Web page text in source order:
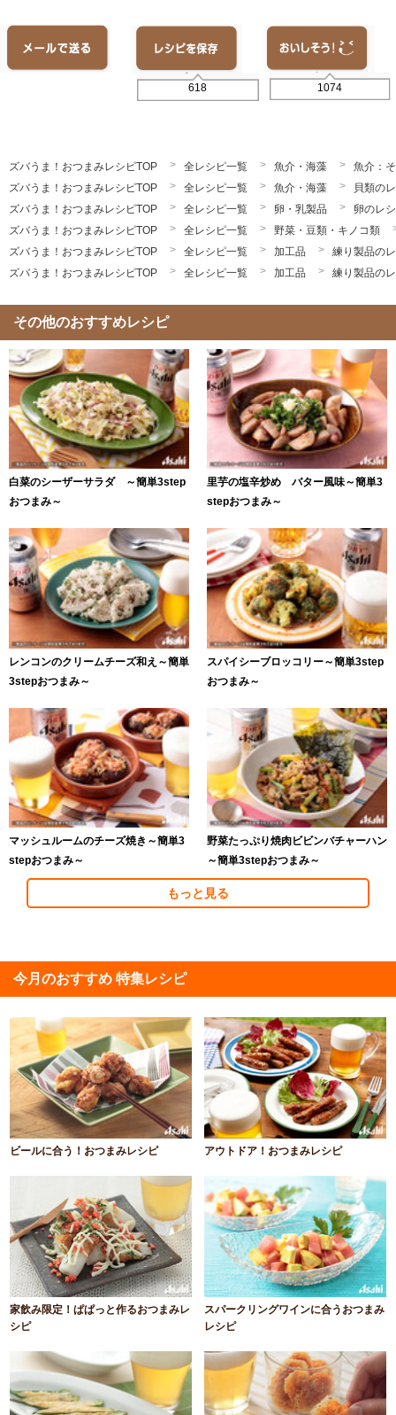
618 1074
ズバうま！おつまみレシピTOP 全レシピ一覧 魚介・海藻
魚介：
ズバうま！おつまみレシピTOP
全レシピ一覧 魚介・海藻
貝類の
ズバうま！おつまみレシピTOP
全レシピ一覧 卵・乳製品
卵のレ
ズバうま！おつまみレシピTOP
全レシピ一覧
野菜・豆類・キノコ類
ズバうま！おつまみレシピTOP
全レシピ一覧 加工品
練り製品の
ズバうま！おつまみレシピTOP
全レシピ一覧 加工品 練り製品の
その他のおすすめレシピ
白菜のシーザーサラダ ～簡単3step
おつまみ～
里芋の塩辛炒め バター風味～簡単3
stepおつまみ～
レンコンのクリームチーズ和え～簡単
3stepおつまみ～
スパイシーブロッコリー～簡単3step
おつまみ～
マッシュルームのチーズ焼き～簡単3
stepおつまみ～
野菜たっぷり焼肉ビビンバチャーハン
～簡単3stepおつまみ～
もっと見る
今月のおすすめ 特集レシピ
ビールに合う！おつまみレシピ アウトドア！おつまみレシピ
家飲み限定！ぱぱっと作るおつまみレ
シピ
スパークリングワインに合うおつまみ
レシピ